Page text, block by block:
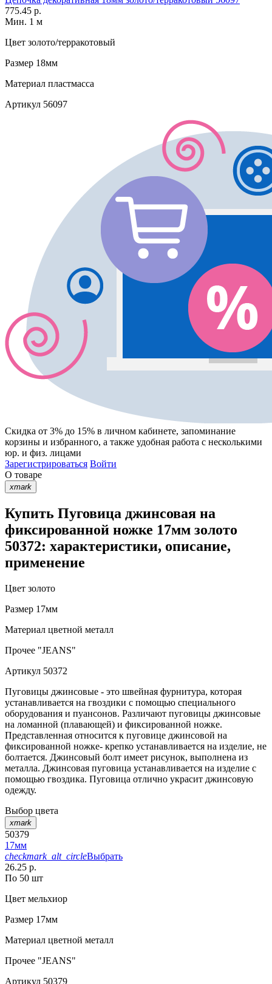
775.45 р.
Мин. 1 м
Цвет золото/терракотовый
Размер 18мм
Материал пластмасса
Артикул 56097
Скидка от 3% до 15% в личном кабинете, запоминание
корзины и избранного, а также удобная работа с несколькими
юр. и физ. лицами
Зарегистрироваться Войти
О товаре
xmark
Купить Пуговица джинсовая на
фиксированной ножке 17мм золото
50372: характеристики, описание,
применение
Цвет золото
Размер 17мм
Материал цветной металл
Прочее "JEANS"
Артикул 50372
Пуговицы джинсовые - это швейная фурнитура, которая
устанавливается на гвоздики с помощью специального
оборудования и пуансонов. Различают пуговицы джинсовые
на ломанной (плавающей) и фиксированной ножке.
Представленная относится к пуговице джинсовой на
фиксированной ножке- крепко устанавливается на изделие, не
болтается. Джинсовый болт имеет рисунок, выполнена из
металла. Джинсовая пуговица устанавливается на изделие с
помощью гвоздика. Пуговица отлично украсит джинсовую
одежду.
Выбор цвета
xmark
50379
17мм
checkmark_alt_circleВыбрать
26.25 р.
По 50 шт
Цвет мельхиор
Размер 17мм
Материал цветной металл
Прочее "JEANS"
Артикул 50379